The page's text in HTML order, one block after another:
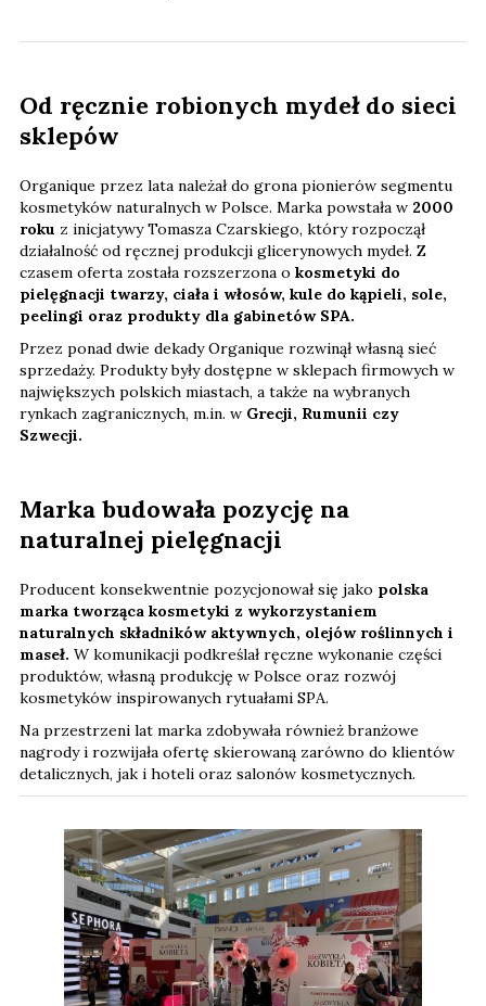
Od ręcznie robionych mydeł do sieci
sklepów
Organique przez lata należał do grona pionierów segmentu
kosmetyków naturalnych w Polsce. Marka powstała w 2000
roku z inicjatywy Tomasza Czarskiego, który rozpoczął
działalność od ręcznej produkcji glicerynowych mydeł. Z
czasem oferta została rozszerzona o kosmetyki do
pielęgnacji twarzy, ciała i włosów, kule do kąpieli, sole,
peelingi oraz produkty dla gabinetów SPA.
Przez ponad dwie dekady Organique rozwinął własną sieć
sprzedaży. Produkty były dostępne w sklepach firmowych w
największych polskich miastach, a także na wybranych
rynkach zagranicznych, m.in. w Grecji, Rumunii czy
Szwecji.
Marka budowała pozycję na
naturalnej pielęgnacji
Producent konsekwentnie pozycjonował się jako polska
marka tworząca kosmetyki z wykorzystaniem
naturalnych składników aktywnych, olejów roślinnych i
maseł. W komunikacji podkreślał ręczne wykonanie części
produktów, własną produkcję w Polsce oraz rozwój
kosmetyków inspirowanych rytuałami SPA.
Na przestrzeni lat marka zdobywała również branżowe
nagrody i rozwijała ofertę skierowaną zarówno do klientów
detalicznych, jak i hoteli oraz salonów kosmetycznych.